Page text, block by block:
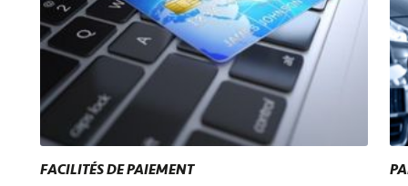
FACILITÉS DE PAIEMENT